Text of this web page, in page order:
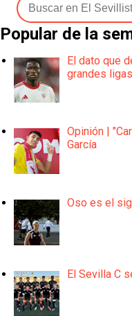
Popular de la
El dato que
grandes ligas
Opinión |
García
Oso es el
El Sevilla C